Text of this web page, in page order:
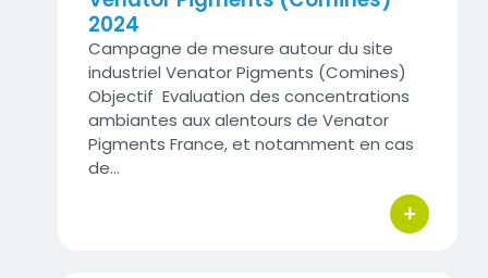
2024
Campagne de mesure autour du site
industriel Venator Pigments (Comines)
Objectif Evaluation des concentrations
ambiantes aux alentours de Venator
Pigments France, et notamment en cas
de…
+
bouton